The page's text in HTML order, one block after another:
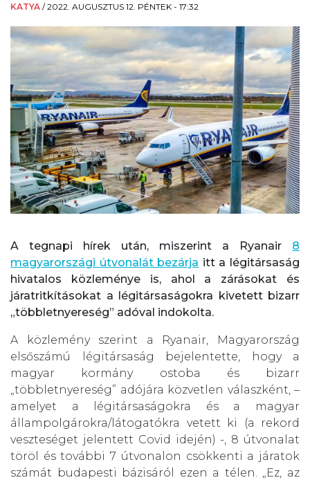
KATYA /2022. AUGUSZTUS 12. PÉNTEK - 17:32
A tegnapi hírek után, miszerint a Ryanair 8
magyarországi útvonalát bezárja itt a légitársaság
hivatalos közleménye is, ahol a zárásokat és
járatritkításokat a légitársaságokra kivetett bizarr
„többletnyereség” adóval indokolta.
A közlemény szerint a Ryanair, Magyarország
elsőszámú légitársaság bejelentette, hogy a
magyar kormány ostoba és bizarr
„többletnyereség” adójára közvetlen válaszként, –
amelyet a légitársaságokra és a magyar
állampolgárokra/látogatókra vetett ki (a rekord
veszteséget jelentett Covid idején) -, 8 útvonalat
töröl és további 7 útvonalon csökkenti a járatok
számát budapesti bázisáról ezen a télen. „Ez, az